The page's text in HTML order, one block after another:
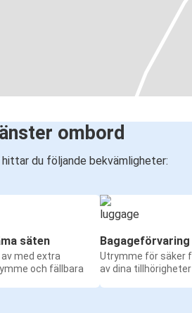
ombord
hittar du följande bekvämligheter:
säten
av med extra
och fällbara
Bagageförvaring
Utrymme för säker
av dina tillhörigheter